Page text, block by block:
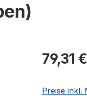
Regulärer
79,31 €
Preise inkl.